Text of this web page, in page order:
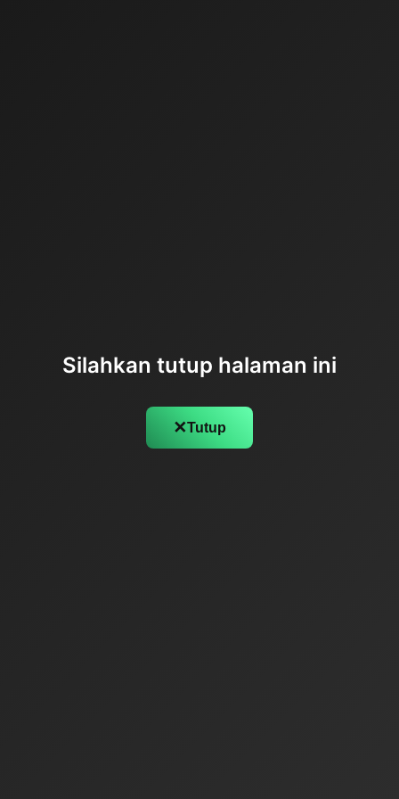
Silahkan tutup halaman ini
✕Tutup